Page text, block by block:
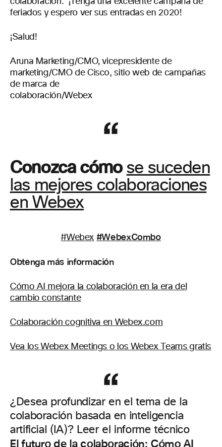
feriados y espero ver sus entradas en 2020!
¡Salud!
Aruna Marketing/CMO, vicepresidente de
marketing/CMO de Cisco, sitio web de campañas
de marca de
colaboración/Webex
Conozca cómo se suceden
las mejores colaboraciones
en Webex
#Webex #WebexCombo
Obtenga más información
Cómo AI mejora la colaboración en la era del
cambio constante
Colaboración cognitiva en Webex.com
Vea los Webex Meetings o los Webex Teams gratis
¿Desea profundizar en el tema de la
colaboración basada en inteligencia
artificial (IA)? Leer el informe técnico
El futuro de la colaboración: Cómo AI